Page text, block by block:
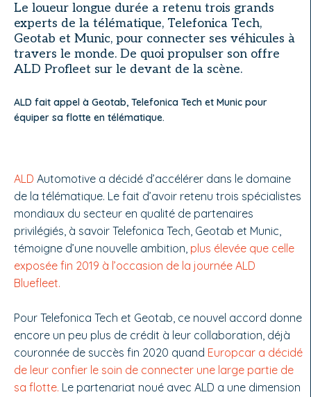
Le loueur longue durée a retenu trois grands
experts de la télématique, Telefonica Tech,
Geotab et Munic, pour connecter ses véhicules à
travers le monde. De quoi propulser son offre
ALD Profleet sur le devant de la scène.
ALD fait appel à Geotab, Telefonica Tech et Munic pour
équiper sa flotte en télématique.
ALD Automotive a décidé d’accélérer dans le domaine
de la télématique. Le fait d’avoir retenu trois spécialistes
mondiaux du secteur en qualité de partenaires
privilégiés, à savoir Telefonica Tech, Geotab et Munic,
témoigne d’une nouvelle ambition, plus élevée que celle
exposée fin 2019 à l’occasion de la journée ALD
Bluefleet.
Pour Telefonica Tech et Geotab, ce nouvel accord donne
encore un peu plus de crédit à leur collaboration, déjà
couronnée de succès fin 2020 quand Europcar a décidé
de leur confier le soin de connecter une large partie de
sa flotte. Le partenariat noué avec ALD a une dimension